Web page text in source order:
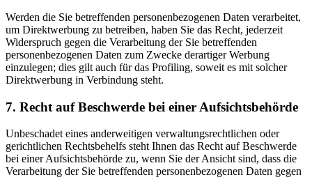
Werden die Sie betreffenden personenbezogenen Daten verarbeitet,
um Direktwerbung zu betreiben, haben Sie das Recht, jederzeit
Widerspruch gegen die Verarbeitung der Sie betreffenden
personenbezogenen Daten zum Zwecke derartiger Werbung
einzulegen; dies gilt auch für das Profiling, soweit es mit solcher
Direktwerbung in Verbindung steht.
7. Recht auf Beschwerde bei einer Aufsichtsbehörde
Unbeschadet eines anderweitigen verwaltungsrechtlichen oder
gerichtlichen Rechtsbehelfs steht Ihnen das Recht auf Beschwerde
bei einer Aufsichtsbehörde zu, wenn Sie der Ansicht sind, dass die
Verarbeitung der Sie betreffenden personenbezogenen Daten gegen